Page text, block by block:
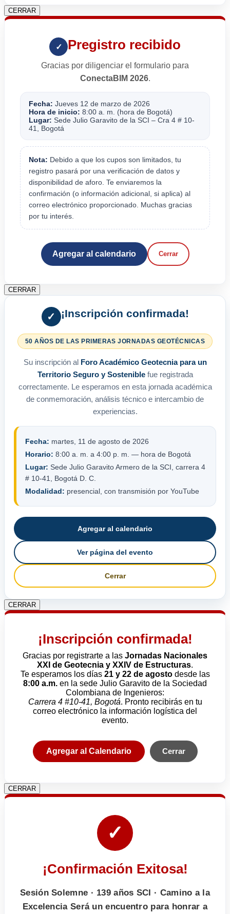
CERRAR
✓ Pregistro recibido
Gracias por diligenciar el formulario para
ConectaBIM 2026.
Fecha: Jueves 12 de marzo de 2026
Hora de inicio: 8:00 a. m. (hora de Bogotá)
Lugar: Sede Julio Garavito de la SCI – Cra 4 # 10-
41, Bogotá
Nota: Debido a que los cupos son limitados, tu
registro pasará por una verificación de datos y
disponibilidad de aforo. Te enviaremos la
confirmación (o información adicional, si aplica) al
correo electrónico proporcionado. Muchas gracias
por tu interés.
Agregar al calendario Cerrar
CERRAR
✓ ¡Inscripción confirmada!
50 AÑOS DE LAS PRIMERAS JORNADAS GEOTÉCNICAS
Su inscripción al Foro Académico Geotecnia para un
Territorio Seguro y Sosteniblefue registrada
correctamente. Le esperamos en esta jornada académica
de conmemoración, análisis técnico e intercambio de
experiencias.
Fecha: martes, 11 de agosto de 2026
Horario: 8:00 a. m. a 4:00 p. m. — hora de Bogotá
Lugar: Sede Julio Garavito Armero de la SCI, carrera 4
# 10-41, Bogotá D. C.
Modalidad: presencial, con transmisión por YouTube
Agregar al calendario
Ver página del evento
Cerrar
CERRAR
¡Inscripción confirmada!
Gracias por registrarte a las Jornadas Nacionales
XXI de Geotecnia y XXIV de Estructuras.
Te esperamos los días 21 y 22 de agostodesde las
8:00 a.m. en la sede Julio Garavito de la Sociedad
Colombiana de Ingenieros:
Carrera 4 #10-41, Bogotá. Pronto recibirás en tu
correo electrónico la información logística del
evento.
Agregar al Calendario Cerrar
CERRAR
✓
¡Confirmación Exitosa!
Sesión Solemne · 139 años SCI · Camino a la
Excelencia Será un encuentro para honrar a